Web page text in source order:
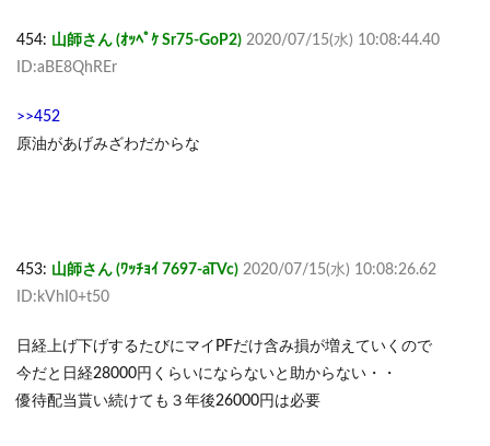
454: 山師さん (ｵｯﾍﾟｹ Sr75-GoP2) 2020/07/15(水) 10:08:44.40
ID:aBE8QhREr
>>452
原油があげみざわだからな
453: 山師さん (ﾜｯﾁｮｲ 7697-aTVc) 2020/07/15(水) 10:08:26.62
ID:kVhI0+t50
日経上げ下げするたびにマイPFだけ含み損が増えていくので
今だと日経28000円くらいにならないと助からない・・
優待配当貰い続けても３年後26000円は必要